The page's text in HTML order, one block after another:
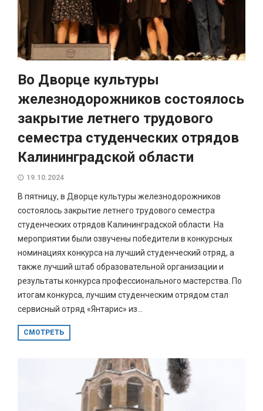
Во Дворце культуры
железнодорожников состоялось
закрытие летнего трудового
семестра студенческих отрядов
Калининградской области
19.10.2024
В пятницу, в Дворце культуры железнодорожников
состоялось закрытие летнего трудового семестра
студенческих отрядов Калининградской области. На
мероприятии были озвучены победители в конкурсных
номинациях конкурса на лучший студенческий отряд, а
также лучший штаб образовательной организации и
результаты конкурса профессионального мастерства. По
итогам конкурса, лучшим студенческим отрядом стал
сервисный отряд «Янтарис» из...
СМОТРЕТЬ